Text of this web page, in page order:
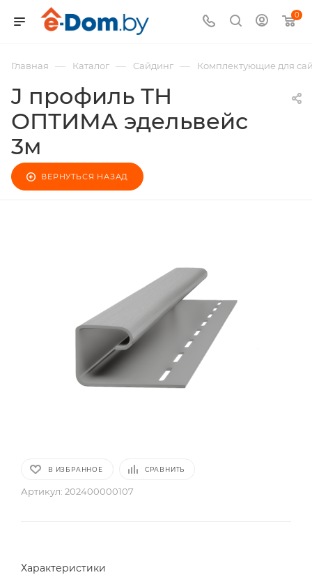
0
Главная — Каталог — Сайдинг — Комплектующие для
J профиль ТН
ОПТИМА эдельвейс
3м
ВЕРНУТЬСЯ НАЗАД
В ИЗБРАННОЕ СРАВНИТЬ
Артикул: 202400000107
Характеристики